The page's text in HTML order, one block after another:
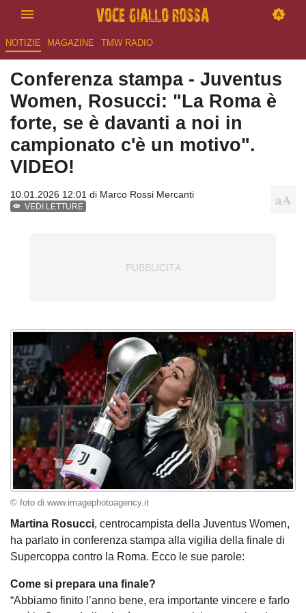
NOTIZIE MAGAZINE TMW RADIO
Conferenza stampa - Juventus
Women, Rosucci: "La Roma è
forte, se è davanti a noi in
campionato c'è un motivo".
VIDEO!
10.01.2026 12:01 di Marco Rossi Mercanti
VEDI LETTURE
© foto di www.imagephotoagency.it
Martina Rosucci, centrocampista della Juventus Women,
ha parlato in conferenza stampa alla vigilia della finale di
Supercoppa contro la Roma. Ecco le sue parole:
Come si prepara una finale?
“Abbiamo finito l’anno bene, era importante vincere e farlo